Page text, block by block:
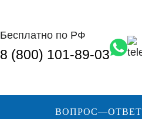
Бесплатно по РФ
8 (800) 101-89-03
ВОПРОС—ОТВЕТ